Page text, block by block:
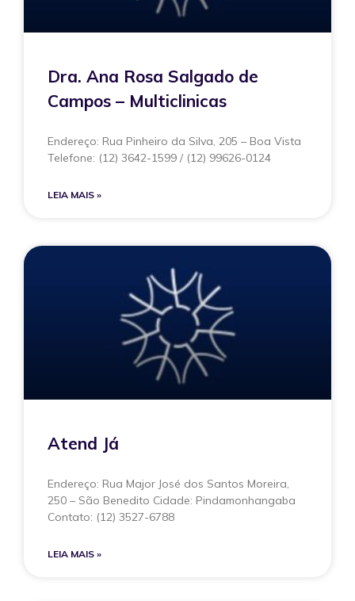
Dra. Ana Rosa Salgado de
Campos – Multiclinicas
Endereço: Rua Pinheiro da Silva, 205 – Boa Vista
Telefone: (12) 3642-1599 / (12) 99626-0124
LEIA MAIS »
Atend Já
Endereço: Rua Major José dos Santos Moreira,
250 – São Benedito Cidade: Pindamonhangaba
Contato: (12) 3527-6788
LEIA MAIS »